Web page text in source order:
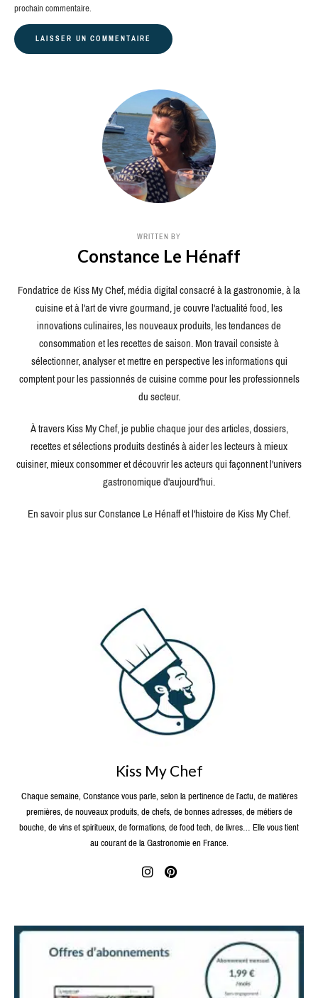
prochain commentaire.
WRITTEN BY
Constance Le Hénaff
Fondatrice de Kiss My Chef, média digital consacré à la gastronomie, à la
cuisine et à l'art de vivre gourmand, je couvre l'actualité food, les
innovations culinaires, les nouveaux produits, les tendances de
consommation et les recettes de saison. Mon travail consiste à
sélectionner, analyser et mettre en perspective les informations qui
comptent pour les passionnés de cuisine comme pour les professionnels
du secteur.
À travers Kiss My Chef, je publie chaque jour des articles, dossiers,
recettes et sélections produits destinés à aider les lecteurs à mieux
cuisiner, mieux consommer et découvrir les acteurs qui façonnent l'univers
gastronomique d'aujourd'hui.
En savoir plus sur Constance Le Hénaff et l'histoire de Kiss My Chef.
Kiss My Chef
Chaque semaine, Constance vous parle, selon la pertinence de l’actu, de matières
premières, de nouveaux produits, de chefs, de bonnes adresses, de métiers de
bouche, de vins et spiritueux, de formations, de food tech, de livres… Elle vous tient
au courant de la Gastronomie en France.